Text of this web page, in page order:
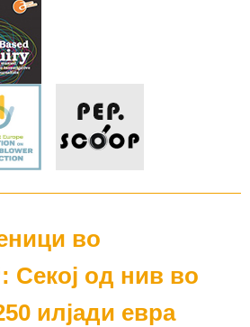
во
Секој од нив во
илјади евра